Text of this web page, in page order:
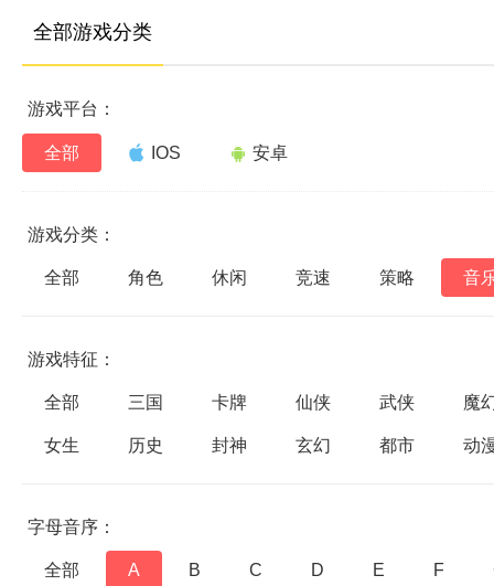
全部游戏分类
游戏平台：
全部 IOS 安卓
游戏分类：
全部 角色 休闲 竞速 策略 音
游戏特征：
全部 三国 卡牌 仙侠 武侠 魔
女生 历史 封神 玄幻 都市 动
字母音序：
全部 A B C D E F